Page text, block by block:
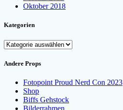
Oktober 2018
Kategorien
Kategorien
Andere Props
Fotopoint Proud Nerd Con 2023
Shop
Biffs Gehstock
Bilderrahmen